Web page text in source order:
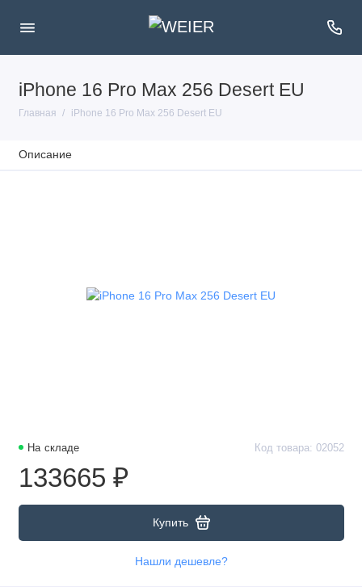
iPhone 16 Pro Max 256 Desert EU
Главная iPhone 16 Pro Max 256 Desert EU
Описание
На складе Код товара: 02052
133665 ₽
Купить
Нашли дешевле?